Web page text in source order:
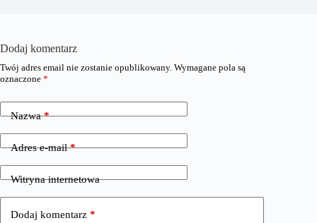
Dodaj komentarz
Twój adres email nie zostanie opublikowany. Wymagane pola są
oznaczone *
Nazwa*
Adres e-mail*
Witryna internetowa
Dodaj komentarz *